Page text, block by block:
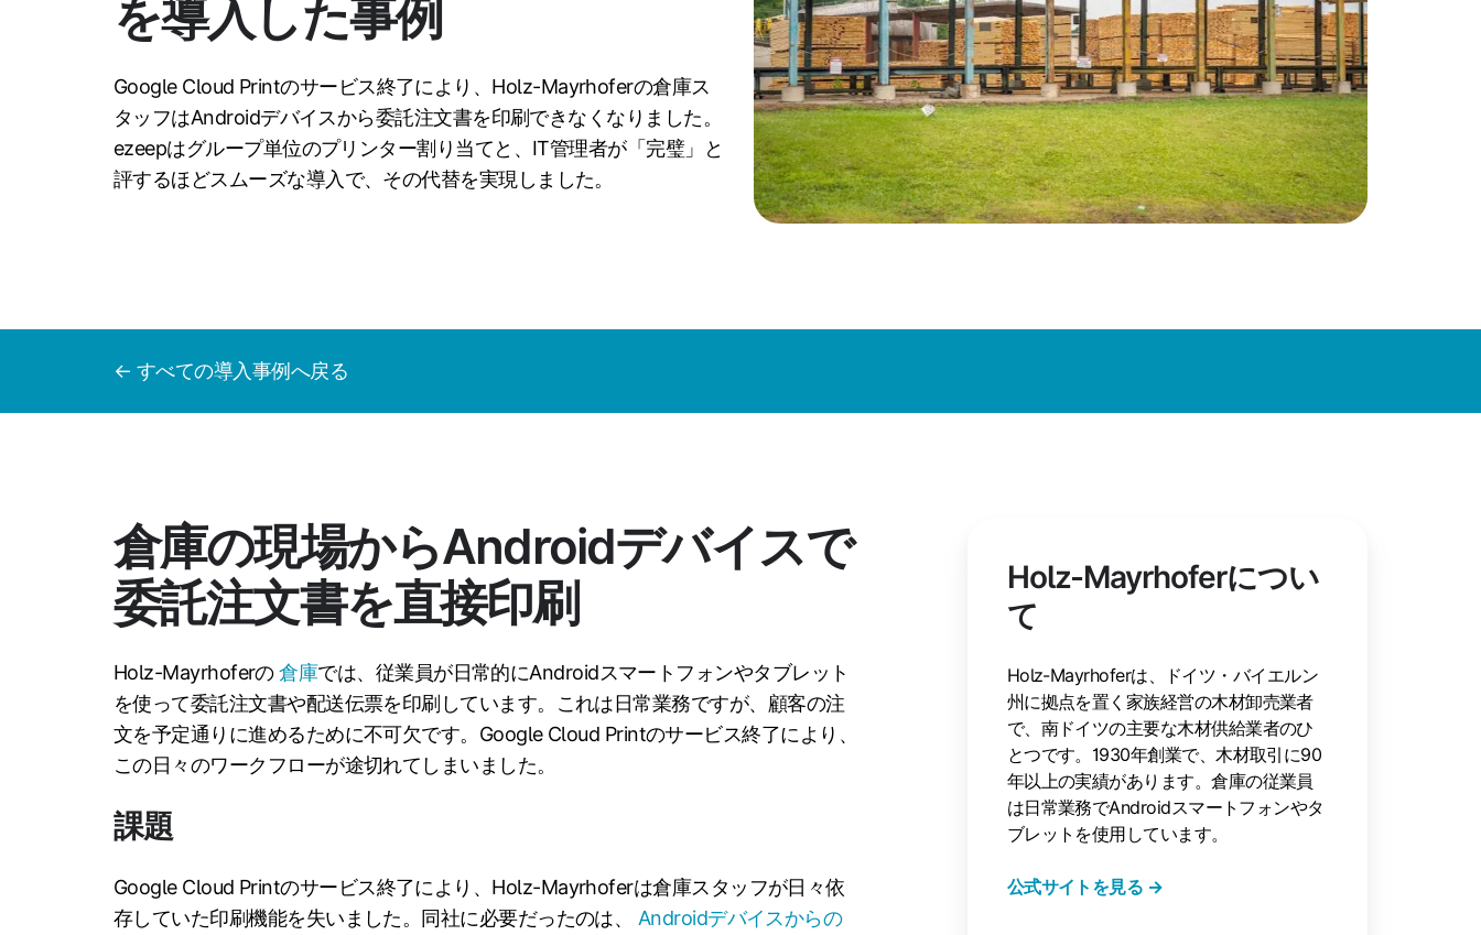
を導入した事例
Google Cloud Printのサービス終了により、Holz-Mayrhoferの倉庫ス
タッフはAndroidデバイスから委託注文書を印刷できなくなりました。
ezeepはグループ単位のプリンター割り当てと、IT管理者が「完璧」と
評するほどスムーズな導入で、その代替を実現しました。
← すべての導入事例へ戻る
倉庫の現場からAndroidデバイスで
委託注文書を直接印刷
Holz-Mayrhoferの倉庫では、従業員が日常的にAndroidスマートフォンやタブレット
を使って委託注文書や配送伝票を印刷しています。これは日常業務ですが、顧客の注
文を予定通りに進めるために不可欠です。Google Cloud Printのサービス終了により、
この日々のワークフローが途切れてしまいました。
課題
Google Cloud Printのサービス終了により、Holz-Mayrhoferは倉庫スタッフが日々依
存していた印刷機能を失いました。同社に必要だったのは、 Androidデバイスからの
Holz-Mayrhoferについ
て
Holz-Mayrhoferは、ドイツ・バイエルン
州に拠点を置く家族経営の木材卸売業者
で、南ドイツの主要な木材供給業者のひ
とつです。1930年創業で、木材取引に90
年以上の実績があります。倉庫の従業員
は日常業務でAndroidスマートフォンやタ
ブレットを使用しています。
公式サイトを見る →